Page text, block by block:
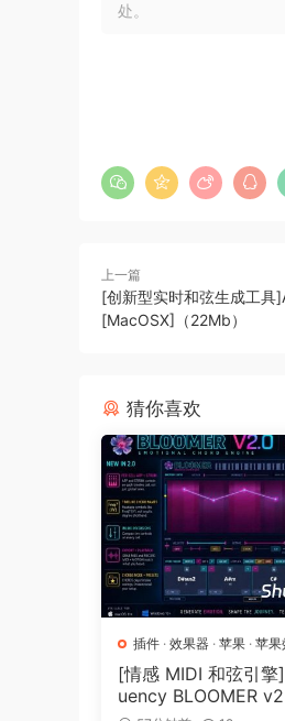
• Complexity slider
• Quick Load
• MIDI Controllable
• Ableton Link (iPad
🏠 HomePage
处。
上一篇
[创新型实时和弦生成工
[MacOSX]（22Mb）
猜你喜欢
插件 · 效果器 · 苹果 · 苹果
[情感 MIDI 和弦引
uency BLOOMER